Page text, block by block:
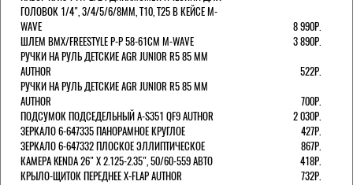
ГОЛОВОК 1/4", 3/4/5/6/8ММ, T10, T25 В КЕЙСЕ M-
WAVE
8 990Р.
ШЛЕМ ВМХ/FREESTYLE Р-Р 58-61СМ M-WAVE
3 890Р.
РУЧКИ НА РУЛЬ ДЕТСКИЕ AGR JUNIOR R5 85 ММ
AUTHOR
522Р.
РУЧКИ НА РУЛЬ ДЕТСКИЕ AGR JUNIOR R5 85 ММ
AUTHOR
700Р.
ПОДСУМОК ПОДСЕДЕЛЬНЫЙ A-S351 QF9 AUTHOR
2 030Р.
ЗЕРКАЛО 6-647335 ПАНОРАМНОЕ КРУГЛОЕ
427Р.
ЗЕРКАЛО 6-647332 ПЛОСКОЕ ЭЛЛИПТИЧЕСКОЕ
867Р.
КАМЕРА KENDA 26" Х 2.125-2.35", 50/60-559 АВТО
418Р.
КРЫЛО-ЩИТОК ПЕРЕДНЕЕ X-FLAP AUTHOR
732Р.